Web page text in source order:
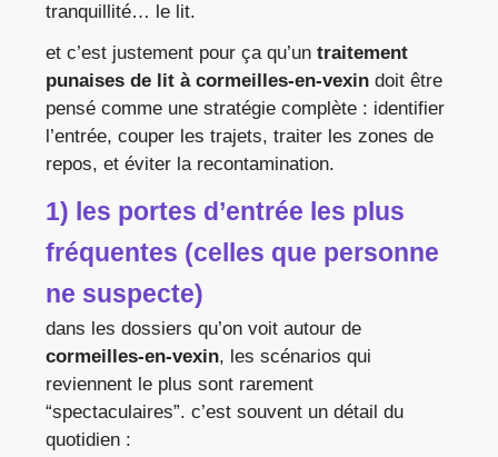
tranquillité… le lit.
et c’est justement pour ça qu’un traitement
punaises de lit à cormeilles-en-vexin doit être
pensé comme une stratégie complète : identifier
l’entrée, couper les trajets, traiter les zones de
repos, et éviter la recontamination.
1) les portes d’entrée les plus
fréquentes (celles que personne
ne suspecte)
dans les dossiers qu’on voit autour de
cormeilles-en-vexin, les scénarios qui
reviennent le plus sont rarement
“spectaculaires”. c’est souvent un détail du
quotidien :